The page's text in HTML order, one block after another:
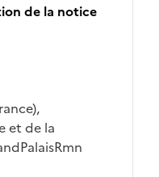
de la notice
et de la